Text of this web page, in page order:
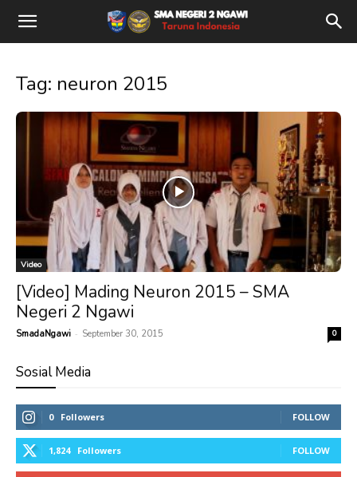
Tag: neuron 2015
Video
[Video] Mading Neuron 2015 – SMA
Negeri 2 Ngawi
SmadaNgawi - September 30, 2015 0
Sosial Media
0 Followers FOLLOW
1,824 Followers FOLLOW